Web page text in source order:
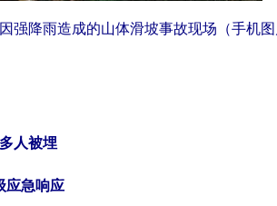
强降雨造成的山体滑坡事故现场（手机
人被埋
应急响应